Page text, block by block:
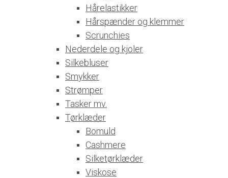
Hårelastikker
Hårspænder og klemmer
Scrunchies
Nederdele og kjoler
Silkebluser
Smykker
Strømper
Tasker mv.
Tørklæder
Bomuld
Cashmere
Silketørklæder
Viskose